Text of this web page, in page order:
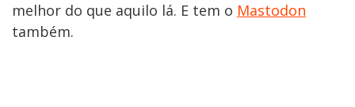
melhor do que aquilo lá. E tem o Mastodon
também.